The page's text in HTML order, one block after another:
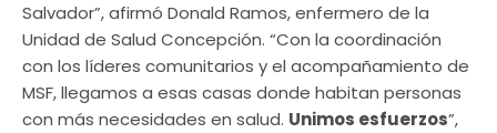
Salvador”, afirmó Donald Ramos, enfermero de la
Unidad de Salud Concepción. “Con la coordinación
con los líderes comunitarios y el acompañamiento de
MSF, llegamos a esas casas donde habitan personas
con más necesidades en salud. Unimos esfuerzos”,